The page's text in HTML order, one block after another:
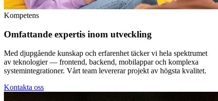
Kompetens
Omfattande expertis inom utveckling
Med djupgående kunskap och erfarenhet täcker vi hela spektrumet
av teknologier — frontend, backend, mobilappar och komplexa
systemintegrationer. Vårt team levererar projekt av högsta kvalitet.
Kontakta oss